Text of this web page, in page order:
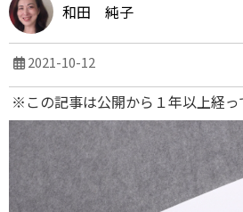
和田 純子
2021-10-12
※この記事は公開から１年以上経っ